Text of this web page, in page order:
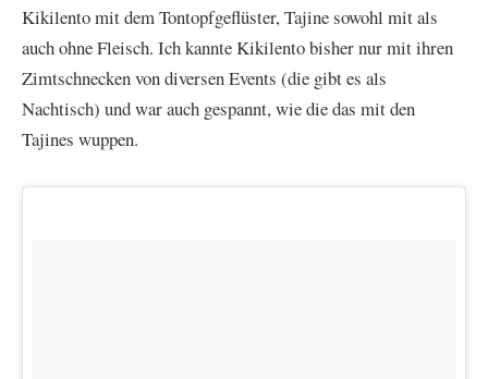
Kikilento mit dem Tontopfgeflüster, Tajine sowohl mit als
auch ohne Fleisch. Ich kannte Kikilento bisher nur mit ihren
Zimtschnecken von diversen Events (die gibt es als
Nachtisch) und war auch gespannt, wie die das mit den
Tajines wuppen.